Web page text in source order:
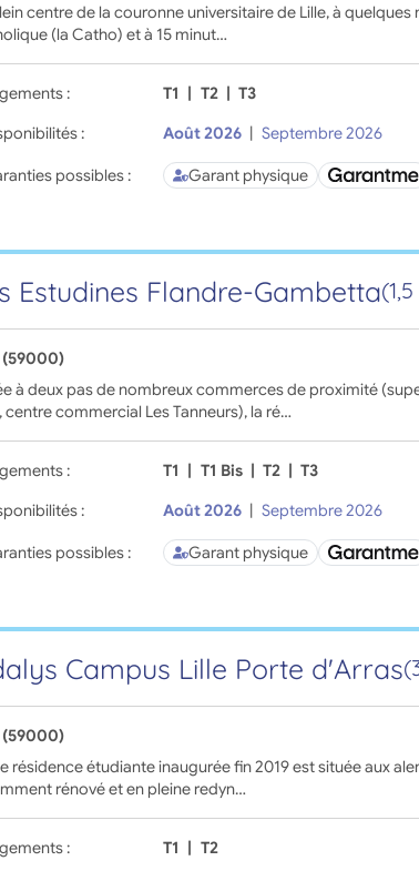
centre de la couronne universitaire de Lille, à
(la Catho) et à 15 minut…
: T1 | T2 | T3
:
Août 2026 | Septembre 2026
possibles : Garant physique
Estudines Flandre-Gambetta
(59000)
à deux pas de nombreux commerces de proximité
centre commercial Les Tanneurs), la ré…
: T1 | T1 Bis | T2 | T3
:
Août 2026 | Septembre 2026
possibles : Garant physique
Campus Lille Porte d'Arras
(59000)
résidence étudiante inaugurée fin 2019 est située aux
rénové et en pleine redyn…
: T1 | T2